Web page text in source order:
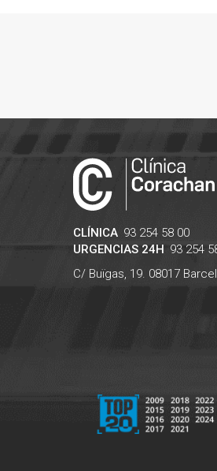
CLÍNICA 93 254 58 00
URGENCIAS 24H 93 254
C/ Buïgas, 19. 08017